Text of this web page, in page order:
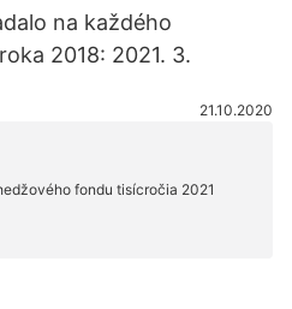
na každého
2018: 2021. 3.
21.10.2020